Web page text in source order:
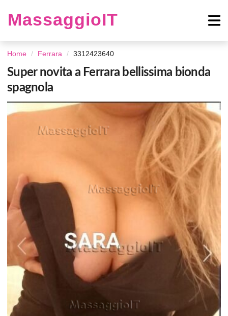
MassaggioIT
Home Ferrara 3312423640
Super novita a Ferrara bellissima bionda
spagnola